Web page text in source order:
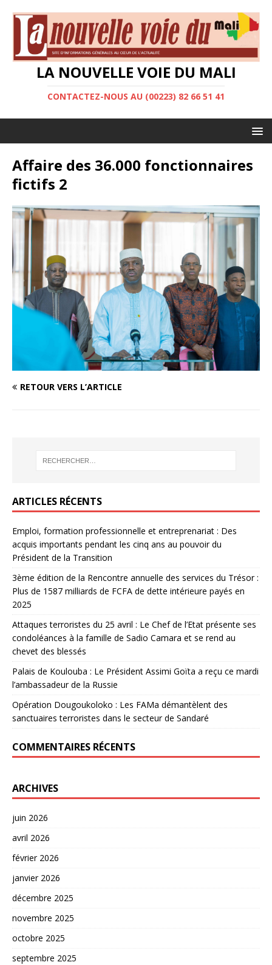
LA NOUVELLE VOIE DU MALI
CONTACTEZ-NOUS AU (00223) 82 66 51 41
Affaire des 36.000 fonctionnaires
fictifs 2
RETOUR VERS L’ARTICLE
ARTICLES RÉCENTS
Emploi, formation professionnelle et entreprenariat : Des
acquis importants pendant les cinq ans au pouvoir du
Président de la Transition
3ème édition de la Rencontre annuelle des services du Trésor :
Plus de 1587 milliards de FCFA de dette intérieure payés en
2025
Attaques terroristes du 25 avril : Le Chef de l’Etat présente ses
condoléances à la famille de Sadio Camara et se rend au
chevet des blessés
Palais de Koulouba : Le Président Assimi Goïta a reçu ce mardi
l’ambassadeur de la Russie
Opération Dougoukoloko : Les FAMa démantèlent des
sanctuaires terroristes dans le secteur de Sandaré
COMMENTAIRES RÉCENTS
ARCHIVES
juin 2026
avril 2026
février 2026
janvier 2026
décembre 2025
novembre 2025
octobre 2025
septembre 2025